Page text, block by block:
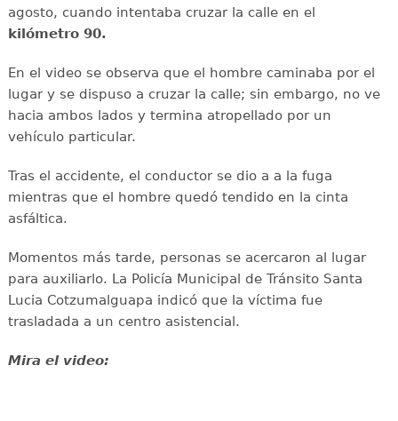
agosto, cuando intentaba cruzar la calle en el
kilómetro 90.
En el video se observa que el hombre caminaba por el
lugar y se dispuso a cruzar la calle; sin embargo, no ve
hacia ambos lados y termina atropellado por un
vehículo particular.
Tras el accidente, el conductor se dio a a la fuga
mientras que el hombre quedó tendido en la cinta
asfáltica.
Momentos más tarde, personas se acercaron al lugar
para auxiliarlo. La Policía Municipal de Tránsito Santa
Lucia Cotzumalguapa indicó que la víctima fue
trasladada a un centro asistencial.
Mira el video: